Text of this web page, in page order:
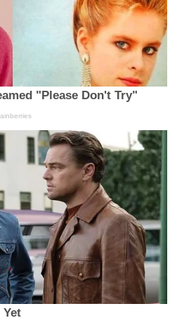
"Please Don't Try"
Yet